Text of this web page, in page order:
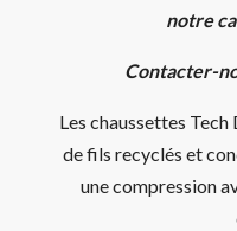
notre
Contacter-
Les chaussettes
de fils recyclés et
une compression